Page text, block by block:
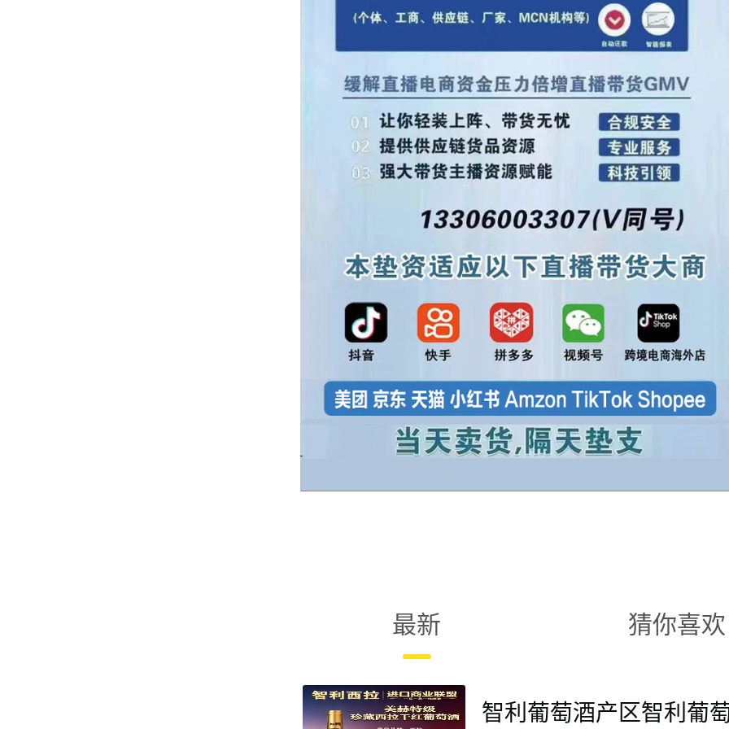
最新 猜你喜欢
智利葡萄酒产区智利葡